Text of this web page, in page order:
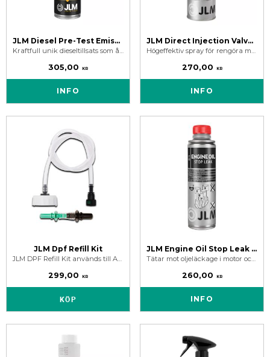
JLM Diesel Pre-Test Emission Fixer 250 ml
Kraftfull unik dieseltillsats som återställer snabbt katalysatorns korrekta funktion samt snabb avgasutsläppsminskning.
305,00 KR
INFO
JLM Direct Injection Valve Cleaner 500 ml
Högeffektiv spray för rengöra motorns förbränningskammare, ventilskaft och säten från sot och kolavlagringar.
270,00 KR
INFO
JLM Dpf Refill Kit
JLM DPF Refill Kit används till Art.nr. J02260 JLM Diesel DPF Refill Additiv Vätska.
299,00 KR
KÖP
JLM Engine Oil Stop Leak 250 ml
Tätar mot oljeläckage i motor och manuell växellåda. Gör gamla torra packningar mjuka och smidiga igen.
260,00 KR
INFO